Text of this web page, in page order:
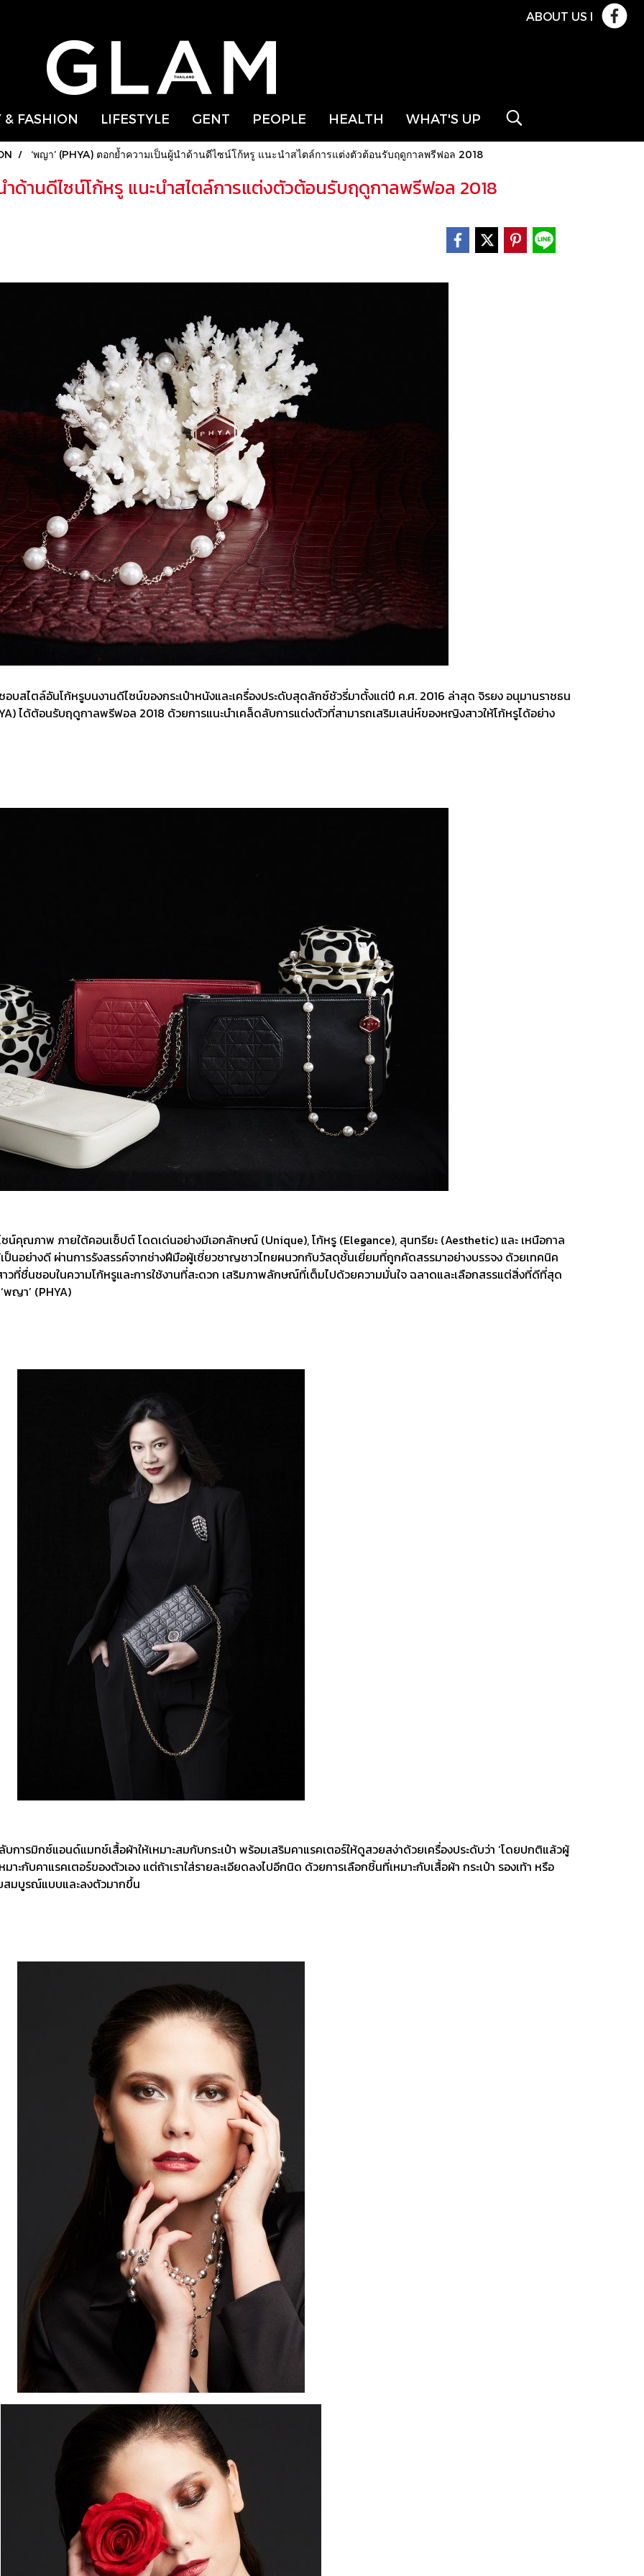
ABOUT US l
& FASHION LIFESTYLE GENT PEOPLE HEALTH WHAT'S UP
‘พญา’ (PHYA) ตอกย้ำความเป็นผู้นำด้านดีไซน์โก้หรู แนะนำสไตล์การแต่งตัวต้อนรับฤดูกาลพรีฟอล 2018
ด้านดีไซน์โก้หรู แนะนำสไตล์การแต่งตัวต้อนรับฤดูกาลพรีฟอล 2018
บสไตล์อันโก้หรูบนงานดีไซน์ของกระเป๋าหนังและเครื่องประดับสุดลักซ์ชัวรี่มาตั้งแต่ปี ค.ศ. 2016 ล่าสุด จิรยง อนุมานราชธน
ได้ต้อนรับฤดูกาลพรีฟอล 2018 ด้วยการแนะนำเคล็ดลับการแต่งตัวที่สามารถเสริมเสน่ห์ของหญิงสาวให้โก้หรูได้อย่าง
ซน์คุณภาพ ภายใต้คอนเซ็ปต์ โดดเด่นอย่างมีเอกลักษณ์ (Unique), โก้หรู (Elegance), สุนทรียะ (Aesthetic) และ เหนือกาล
ป็นอย่างดี ผ่านการรังสรรค์จากช่างฝีมือผู้เชี่ยวชาญชาวไทยผนวกกับวัสดุชั้นเยี่ยมที่ถูกคัดสรรมาอย่างบรรจง ด้วยเทคนิค
ชื่นชอบในความโก้หรูและการใช้งานที่สะดวก เสริมภาพลักษณ์ที่เต็มไปด้วยความมั่นใจ ฉลาดและเลือกสรรแต่สิ่งที่ดีที่สุด
ญา’ (PHYA)
ารมิกซ์แอนด์แมทช์เสื้อผ้าให้เหมาะสมกับกระเป๋า พร้อมเสริมคาแรคเตอร์ให้ดูสวยสง่าด้วยเครื่องประดับว่า ‘โดยปกติแล้วผู้
าะกับคาแรคเตอร์ของตัวเอง แต่ถ้าเราใส่รายละเอียดลงไปอีกนิด ด้วยการเลือกชิ้นที่เหมาะกับเสื้อผ้า กระเป๋า รองเท้า หรือ
สมบูรณ์แบบและลงตัวมากขึ้น